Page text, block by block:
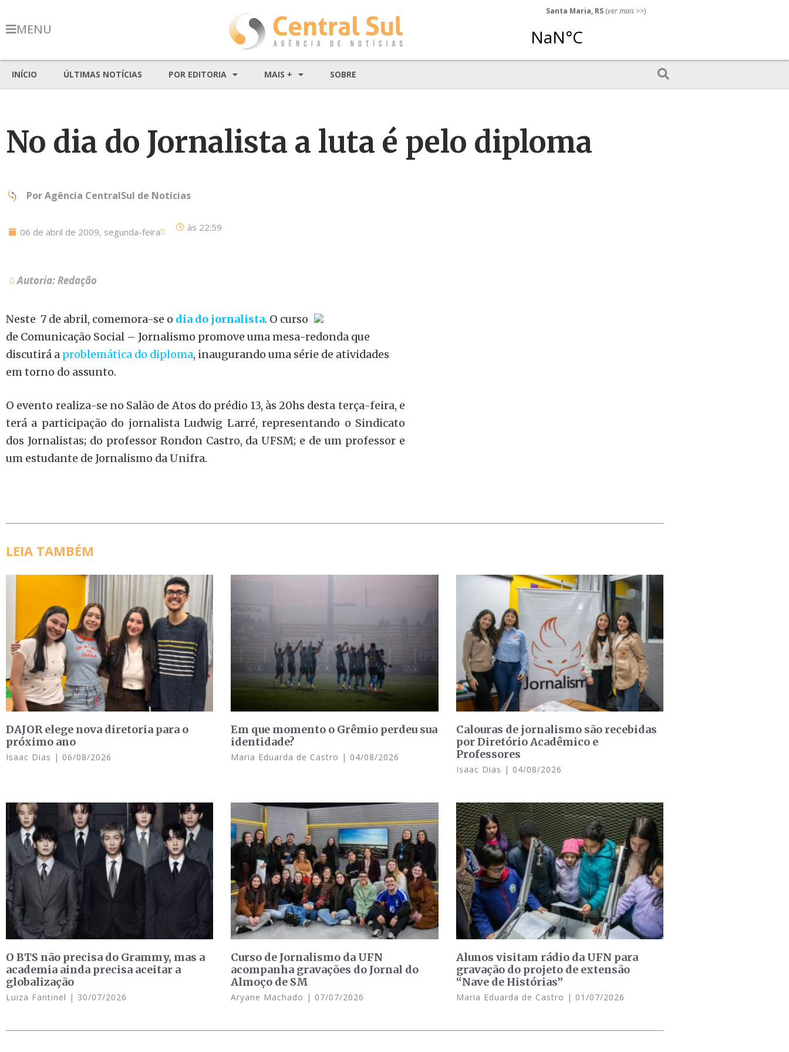
MENU
Santa Maria, RS (ver mais >>)
INÍCIO ÚLTIMAS NOTÍCIAS POR EDITORIA MAIS + SOBRE
No dia do Jornalista a luta é pelo diploma
PorAgência CentralSul de Notícias
06 de abril de 2009, segunda-feira às 22:59
Autoria: Redação
Neste 7 de abril, comemora-se o dia do jornalista. O curso
de Comunicação Social – Jornalismo promove uma mesa-redonda que
discutirá a problemática do diploma, inaugurando uma série de atividades
em torno do assunto.
O evento realiza-se no Salão de Atos do prédio 13, às 20hs desta terça-feira, e
terá a participação do jornalista Ludwig Larré, representando o Sindicato
dos Jornalistas; do professor Rondon Castro, da UFSM; e de um professor e
um estudante de Jornalismo da Unifra.
LEIA TAMBÉM
DAJOR elege nova diretoria para o
próximo ano
Isaac Dias 06/08/2026
Em que momento o Grêmio perdeu sua
identidade?
Maria Eduarda de Castro 04/08/2026
Calouras de jornalismo são recebidas
por Diretório Acadêmico e
Professores
Isaac Dias 04/08/2026
O BTS não precisa do Grammy, mas a
academia ainda precisa aceitar a
globalização
Luiza Fantinel 30/07/2026
Curso de Jornalismo da UFN
acompanha gravações do Jornal do
Almoço de SM
Aryane Machado 07/07/2026
Alunos visitam rádio da UFN para
gravação do projeto de extensão
“Nave de Histórias”
Maria Eduarda de Castro 01/07/2026